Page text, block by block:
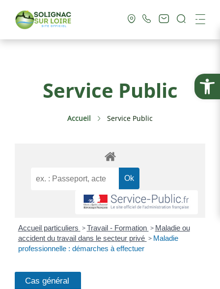
Ouvrir
Vie Pratique
Culture & Loisirs
Service Public
Service Public
Accueil Service Public
Accueil particuliers > Travail - Formation > Maladie ou
accident du travail dans le secteur privé > Maladie
professionnelle : démarches à effectuer
Fiche pratique
Cas général